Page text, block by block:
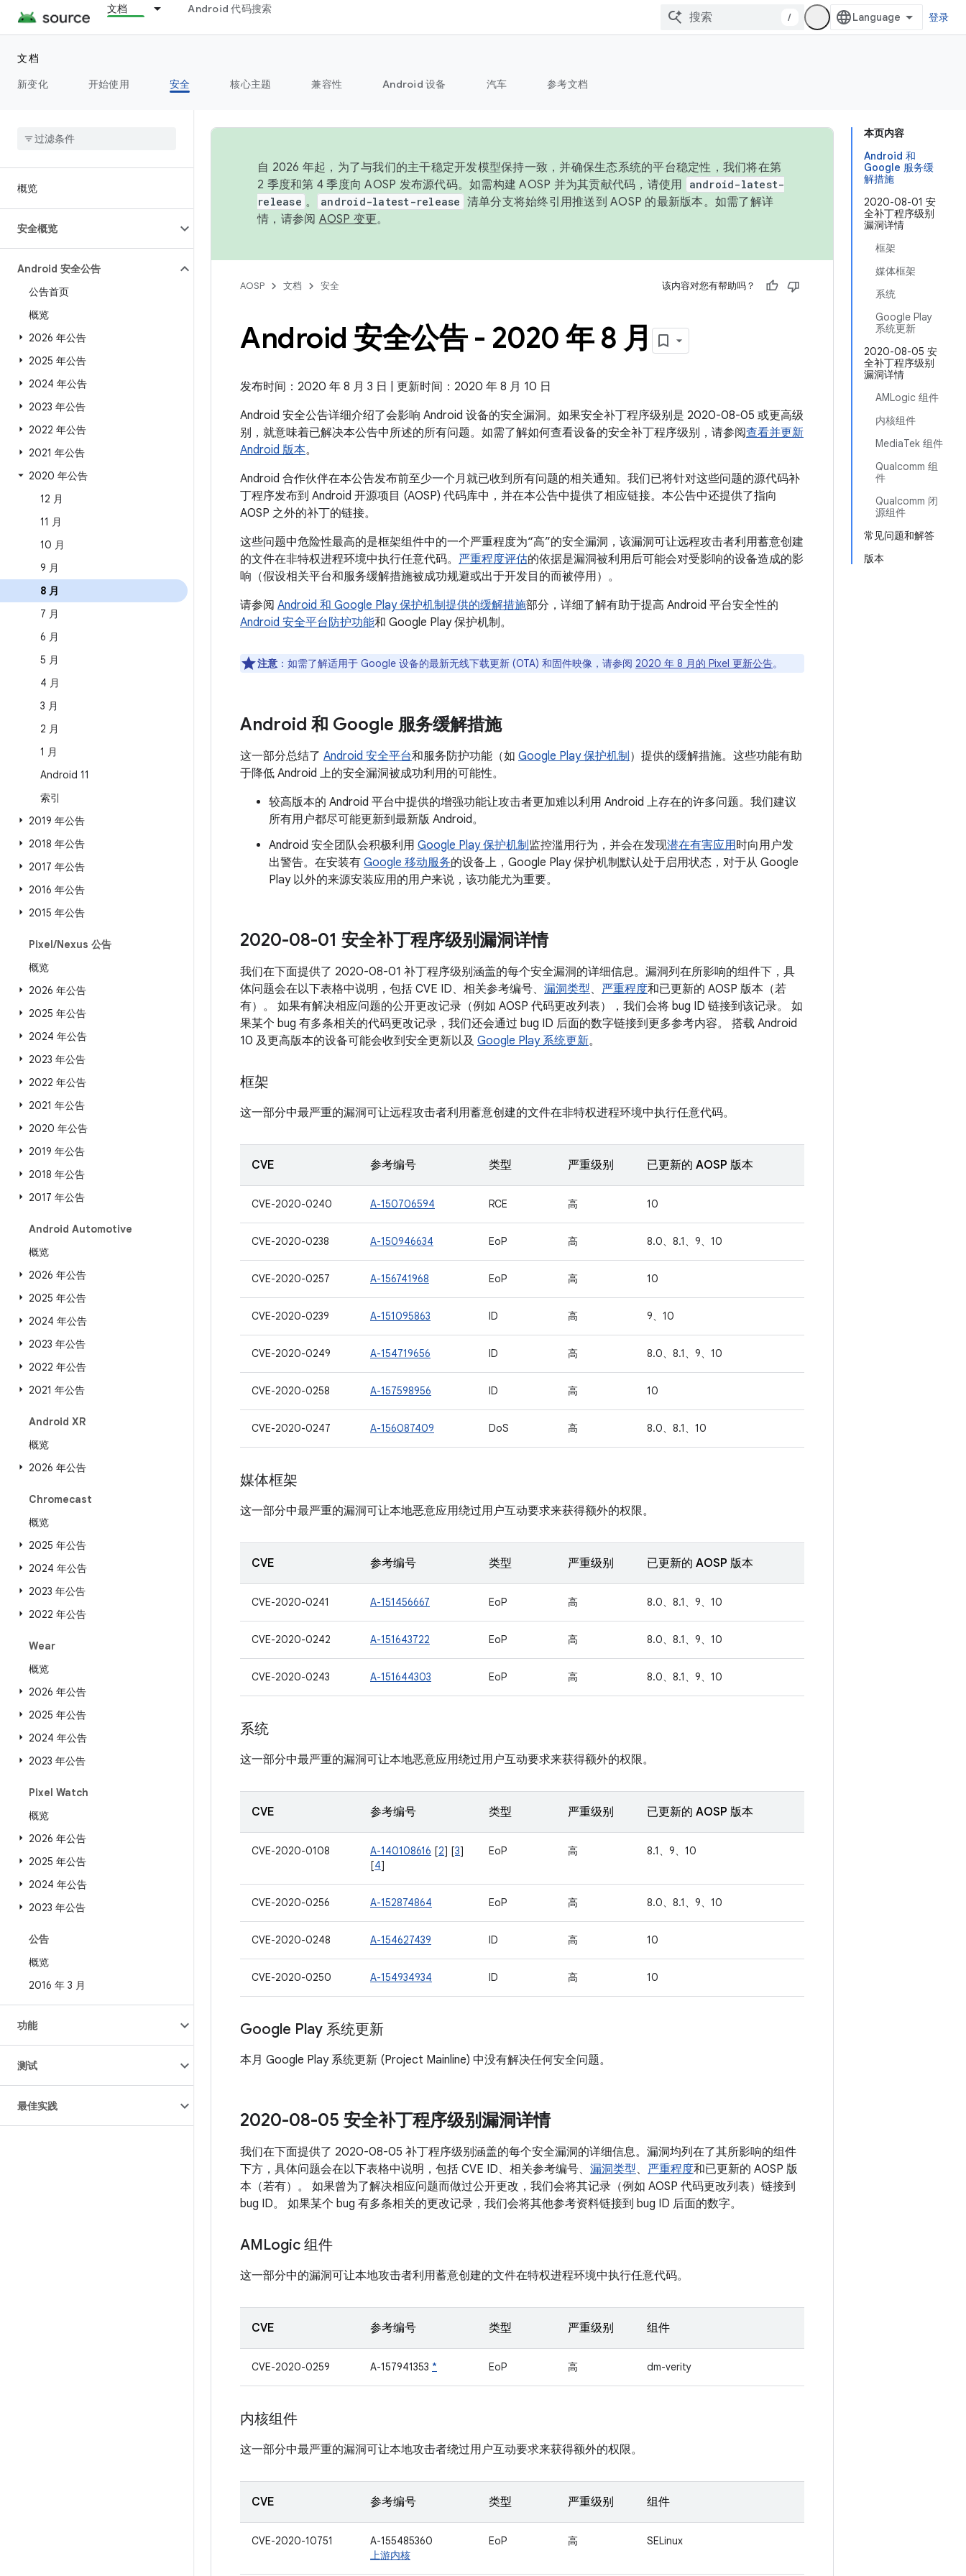
文档 Android 代码搜索
/ 登录
文档
新变化
开始使用 安全 核心主题 兼容性 Android 设备 汽车 参考文档
概览
安全概览
Android 安全公告
公告首页
概览
2026 年公告
2025 年公告
2024 年公告
2023 年公告
2022 年公告
2021 年公告
2020 年公告
12 月
11 月
10 月
9 月
8 月
7 月
6 月
5 月
4 月
3 月
2 月
1 月
Android 11
索引
2019 年公告
2018 年公告
2017 年公告
2016 年公告
2015 年公告
Pixel/Nexus 公告
概览
2026 年公告
2025 年公告
2024 年公告
2023 年公告
2022 年公告
2021 年公告
2020 年公告
2019 年公告
2018 年公告
2017 年公告
Android Automotive
概览
2026 年公告
2025 年公告
2024 年公告
2023 年公告
2022 年公告
2021 年公告
Android XR
概览
2026 年公告
Chromecast
概览
2025 年公告
2024 年公告
2023 年公告
2022 年公告
Wear
概览
2026 年公告
2025 年公告
2024 年公告
2023 年公告
Pixel Watch
概览
2026 年公告
2025 年公告
2024 年公告
2023 年公告
公告
概览
2016 年 3 月
功能
测试
最佳实践
本页内容
Android 和
Google 服务缓
解措施
2020-08-01 安
全补丁程序级别
漏洞详情
框架
媒体框架
系统
Google Play
系统更新
2020-08-05 安
全补丁程序级别
漏洞详情
AMLogic 组件
内核组件
MediaTek 组件
Qualcomm 组
件
Qualcomm 闭
源组件
常见问题和解答
版本
自 2026 年起，为了与我们的主干稳定开发模型保持一致，并确保生态系统的平台稳定性，我们将在第
2 季度和第 4 季度向 AOSP 发布源代码。如需构建 AOSP 并为其贡献代码，请使用
android-latest-
release 。 android-latest-release 清单分支将始终引用推送到 AOSP 的最新版本。如需了解详
情，请参阅 AOSP 变更。
AOSP 文档 安全 该内容对您有帮助吗？
Android 安全公告 - 2020 年 8 月
发布时间：2020 年 8 月 3 日 | 更新时间：2020 年 8 月 10 日
Android 安全公告详细介绍了会影响 Android 设备的安全漏洞。如果安全补丁程序级别是 2020-08-05 或更高级
别，就意味着已解决本公告中所述的所有问题。如需了解如何查看设备的安全补丁程序级别，请参阅查看并更新
Android 版本。
Android 合作伙伴在本公告发布前至少一个月就已收到所有问题的相关通知。我们已将针对这些问题的源代码补
丁程序发布到 Android 开源项目 (AOSP) 代码库中，并在本公告中提供了相应链接。本公告中还提供了指向
AOSP 之外的补丁的链接。
这些问题中危险性最高的是框架组件中的一个严重程度为“高”的安全漏洞，该漏洞可让远程攻击者利用蓄意创建
的文件在非特权进程环境中执行任意代码。 严重程度评估的依据是漏洞被利用后可能会对受影响的设备造成的影
响（假设相关平台和服务缓解措施被成功规避或出于开发目的而被停用）。
请参阅 Android 和 Google Play 保护机制提供的缓解措施部分，详细了解有助于提高 Android 平台安全性的
Android 安全平台防护功能和 Google Play 保护机制。
注意 ：如需了解适用于 Google 设备的最新无线下载更新 (OTA) 和固件映像，请参阅 2020 年 8 月的 Pixel 更新公告。
Android 和 Google 服务缓解措施
这一部分总结了 Android 安全平台和服务防护功能（如 Google Play 保护机制 ）提供的缓解措施。这些功能有助
于降低 Android 上的安全漏洞被成功利用的可能性。
较高版本的 Android 平台中提供的增强功能让攻击者更加难以利用 Android 上存在的许多问题。我们建议
所有用户都尽可能更新到最新版 Android。
Android 安全团队会积极利用 Google Play 保护机制监控滥用行为，并会在发现潜在有害应用时向用户发
出警告。在安装有 Google 移动服务的设备上，Google Play 保护机制默认处于启用状态，对于从 Google
Play 以外的来源安装应用的用户来说，该功能尤为重要。
2020-08-01 安全补丁程序级别漏洞详情
我们在下面提供了 2020-08-01 补丁程序级别涵盖的每个安全漏洞的详细信息。漏洞列在所影响的组件下，具
体问题会在以下表格中说明，包括 CVE ID、相关参考编号、 漏洞类型、 严重程度和已更新的 AOSP 版本（若
有）。 如果有解决相应问题的公开更改记录（例如 AOSP 代码更改列表），我们会将 bug ID 链接到该记录。 如
果某个 bug 有多条相关的代码更改记录，我们还会通过 bug ID 后面的数字链接到更多参考内容。 搭载 Android
10 及更高版本的设备可能会收到安全更新以及 Google Play 系统更新。
框架
这一部分中最严重的漏洞可让远程攻击者利用蓄意创建的文件在非特权进程环境中执行任意代码。
CVE 参考编号 类型 严重级别 已更新的 AOSP 版本
CVE-2020-0240 A-150706594 RCE 高 10
CVE-2020-0238 A-150946634 EoP 高 8.0、8.1、9、10
CVE-2020-0257 A-156741968 EoP 高 10
CVE-2020-0239 A-151095863 ID 高 9、10
CVE-2020-0249 A-154719656 ID 高 8.0、8.1、9、10
CVE-2020-0258 A-157598956 ID 高 10
CVE-2020-0247 A-156087409 DoS 高 8.0、8.1、10
媒体框架
这一部分中最严重的漏洞可让本地恶意应用绕过用户互动要求来获得额外的权限。
CVE 参考编号 类型 严重级别 已更新的 AOSP 版本
CVE-2020-0241 A-151456667 EoP 高 8.0、8.1、9、10
CVE-2020-0242 A-151643722 EoP 高 8.0、8.1、9、10
CVE-2020-0243 A-151644303 EoP 高 8.0、8.1、9、10
系统
这一部分中最严重的漏洞可让本地恶意应用绕过用户互动要求来获得额外的权限。
CVE 参考编号 类型 严重级别 已更新的 AOSP 版本
CVE-2020-0108 A-140108616 [2] [3]
[4]
EoP 高 8.1、9、10
CVE-2020-0256 A-152874864 EoP 高 8.0、8.1、9、10
CVE-2020-0248 A-154627439 ID 高 10
CVE-2020-0250 A-154934934 ID 高 10
Google Play 系统更新
本月 Google Play 系统更新 (Project Mainline) 中没有解决任何安全问题。
2020-08-05 安全补丁程序级别漏洞详情
我们在下面提供了 2020-08-05 补丁程序级别涵盖的每个安全漏洞的详细信息。漏洞均列在了其所影响的组件
下方，具体问题会在以下表格中说明，包括 CVE ID、相关参考编号、 漏洞类型、 严重程度和已更新的 AOSP 版
本（若有）。 如果曾为了解决相应问题而做过公开更改，我们会将其记录（例如 AOSP 代码更改列表）链接到
bug ID。 如果某个 bug 有多条相关的更改记录，我们会将其他参考资料链接到 bug ID 后面的数字。
AMLogic 组件
这一部分中的漏洞可让本地攻击者利用蓄意创建的文件在特权进程环境中执行任意代码。
CVE 参考编号 类型 严重级别 组件
CVE-2020-0259 A-157941353 * EoP 高 dm-verity
内核组件
这一部分中最严重的漏洞可让本地攻击者绕过用户互动要求来获得额外的权限。
CVE 参考编号 类型 严重级别 组件
CVE-2020-10751
A-155485360
上游内核
EoP 高 SELinux